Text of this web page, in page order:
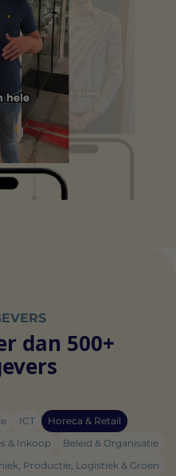
dan 500+
ICT
Horeca & Retail
& Inkoop
Beleid & Organisatie
Productie, Logistiek & Groen